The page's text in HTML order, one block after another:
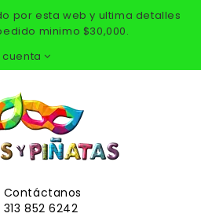
por esta web y ultima detalles
minimo $30,000.
cuenta
Contáctanos
313 852 6242